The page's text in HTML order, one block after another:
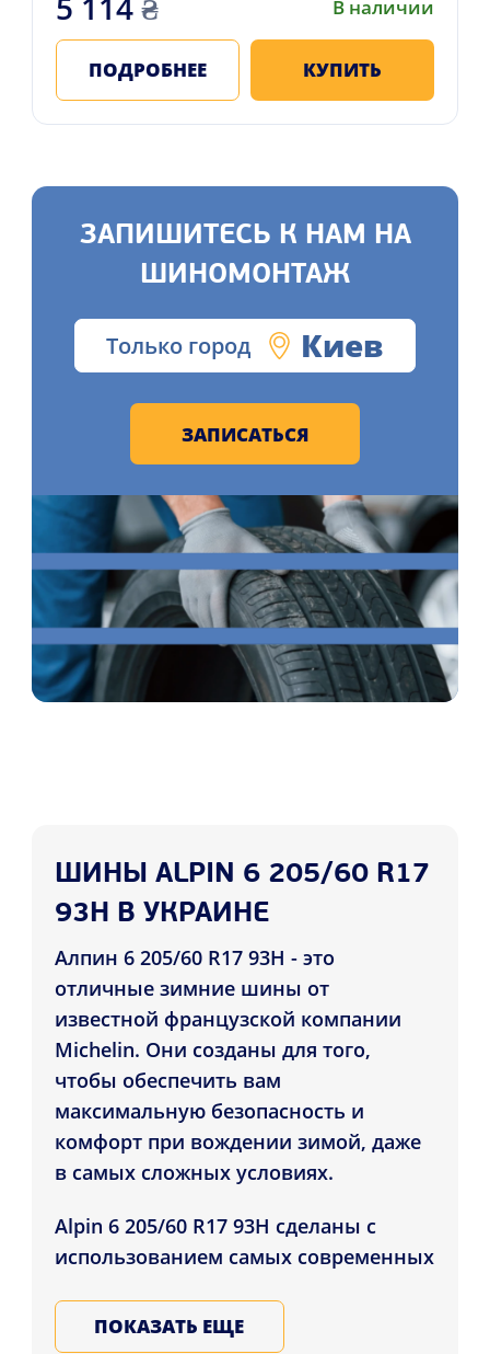
В наличии
ПОДРОБНЕЕ КУПИТЬ
ЗАПИШИТЕСЬ К НАМ НА
ШИНОМОНТАЖ
Только город Киев
ЗАПИСАТЬСЯ
ШИНЫ ALPIN 6 205/60 R17
93H В УКРАИНЕ
Алпин 6 205/60 R17 93H - это
отличные зимние шины от
известной французской компании
Michelin. Они созданы для того,
чтобы обеспечить вам
максимальную безопасность и
комфорт при вождении зимой, даже
в самых сложных условиях.
Alpin 6 205/60 R17 93H сделаны с
использованием самых современных
Специальная резиновая смесь и
продуманный рисунок протектора
ПОКАЗАТЬ ЕЩЕ